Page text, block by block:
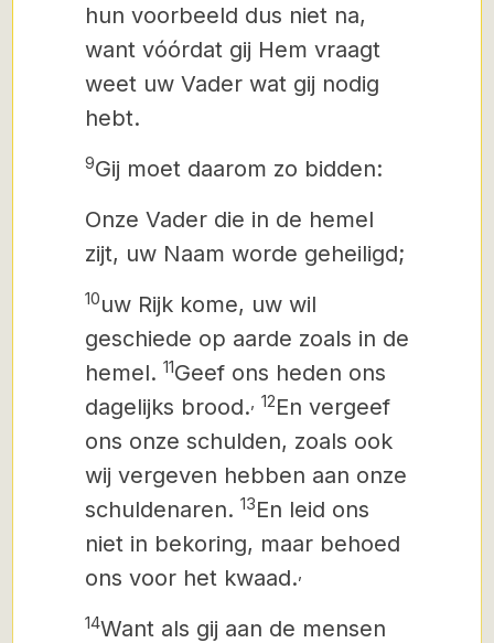
hun voorbeeld dus niet na,
want vóórdat gij Hem vraagt
weet uw Vader wat gij nodig
hebt.
9Gij moet daarom zo bidden:
Onze Vader die in de hemel
zijt, uw Naam worde geheiligd;
10uw Rijk kome, uw wil
geschiede op aarde zoals in de
hemel. 11Geef ons heden ons
dagelijks brood. 12En vergeef
ons onze schulden, zoals ook
wij vergeven hebben aan onze
schuldenaren. 13En leid ons
niet in bekoring, maar behoed
ons voor het kwaad.
14Want als gij aan de mensen